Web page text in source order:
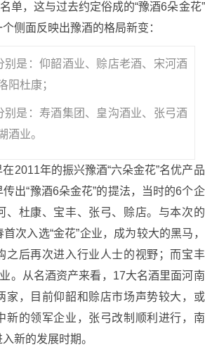
单，这与过去约定俗成的“豫酒6朵金花”
侧面反映出豫酒的格局新变：
别是：仰韶酒业、赊店老酒、宋河酒
阳杜康；
别是：寿酒集团、皇沟酒业、张弓酒
酒业。
2011年的振兴豫酒“六朵金花”名优产品
出“豫酒6朵金花”的提法，当时的6个企
、杜康、宝丰、张弓、赊店。与本次的
次入选“金花”企业，成为较大的黑马，
之后再次进入行业人士的视野；而宝丰
。从名酒资产来看，17大名酒里面河南
家，目前仰韶和赊店市场声势较大，或
新的领军企业，张弓改制顺利进行，南
新的发展时期。